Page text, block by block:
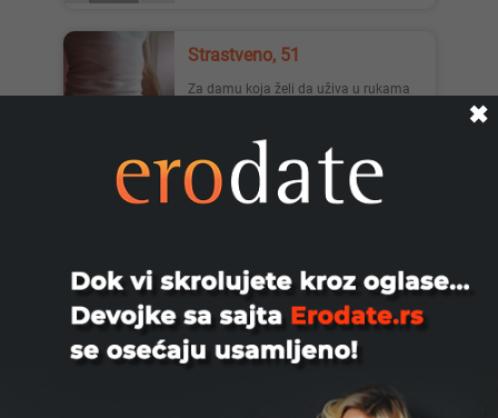
Ema, 35
Strastveno, 51
Za damu koja želi da uživa u rukama
Novi Sad
Mlad decko 26 godina
Jagodina
✖